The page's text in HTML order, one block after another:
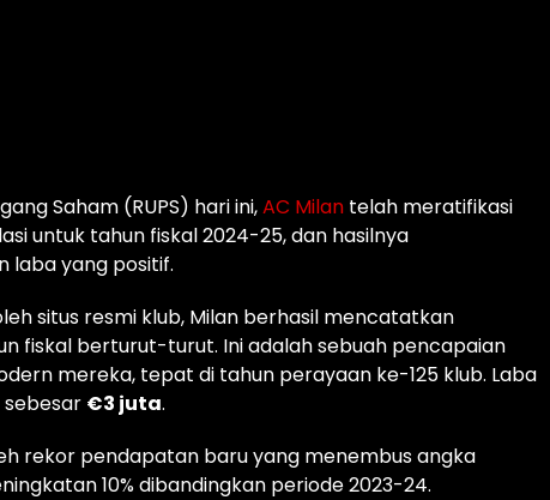
Saham (RUPS) hari ini,AC Milan telah meratifikasi
untuk tahun fiskal 2024-25, dan hasilnya
laba yang positif.
situs resmi klub, Milan berhasil mencatatkan
fiskal berturut-turut. Ini adalah sebuah pencapaian
mereka, tepat di tahun perayaan ke-125 klub. Laba
€3 juta.
rekor pendapatan baru yang menembus angka
10% dibandingkan periode 2023-24.